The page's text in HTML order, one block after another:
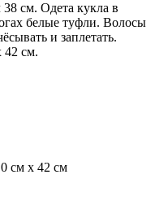
см. Одета кукла в
белые туфли. Волосы
и заплетать.
42 см.
см х 42 см